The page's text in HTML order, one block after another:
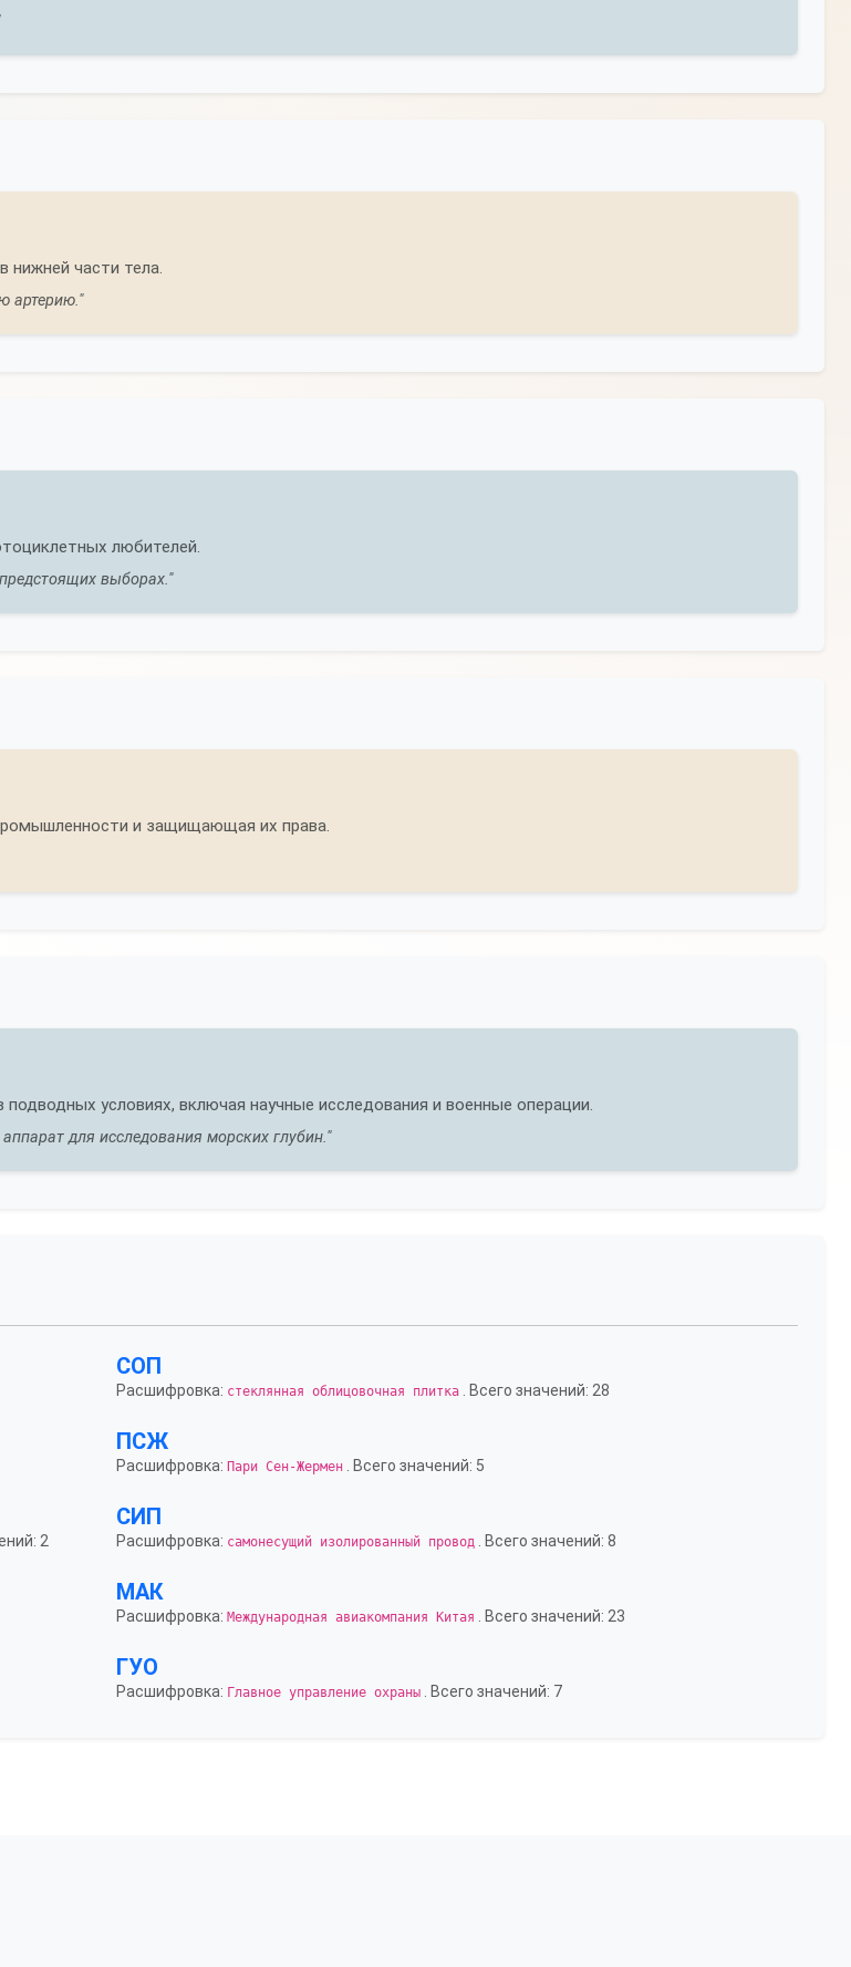
нижней части тела.
артерию."
любителей.
выборах."
и защищающая их права.
условиях, включая научные исследования и военные операции.
для исследования морских глубин."
СОП
Расшифровка: стеклянная облицовочная плитка . Всего значений: 28
ПСЖ
Расшифровка: Пари Сен-Жермен . Всего значений: 5
2
СИП
Расшифровка: самонесущий изолированный провод . Всего значений: 8
МАК
Расшифровка: Международная авиакомпания Китая . Всего значений: 23
ГУО
Расшифровка: Главное управление охраны . Всего значений: 7